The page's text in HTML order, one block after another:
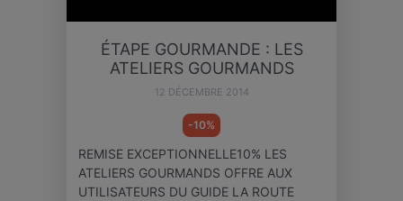
ÉTAPE GOURMANDE : LES
ATELIERS GOURMANDS
12 DÉCEMBRE 2014
-10%
REMISE EXCEPTIONNELLE10% LES
ATELIERS GOURMANDS OFFRE AUX
UTILISATEURS DU GUIDE LA ROUTE